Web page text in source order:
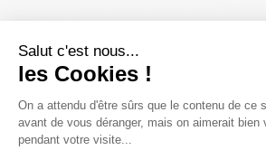
Salut c'est nous...
les Cookies !
On a attendu d'être sûrs que le contenu de ce
avant de vous déranger, mais on aimerait bien
pendant votre visite...